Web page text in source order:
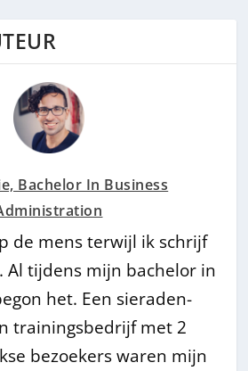
Bachelor In Business
de mens terwijl ik schrijf
Al tijdens mijn bachelor in
het. Een sieraden-
trainingsbedrijf met 2
bezoekers waren mijn